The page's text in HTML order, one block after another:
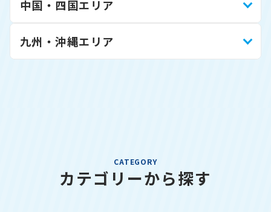
中国・四国エリア
九州・沖縄エリア
CATEGORY
カテゴリーから探す